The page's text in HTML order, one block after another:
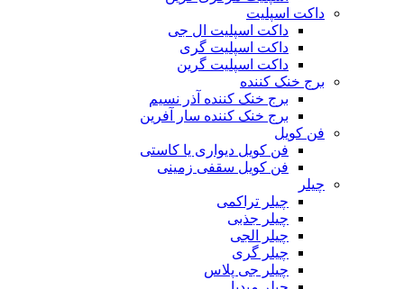
داکت اسپلیت
داکت اسپلیت ال جی
داکت اسپلیت گری
داکت اسپلیت گرین
برج خنک کننده
برج خنک کننده آذر نسیم
برج خنک کننده سار آفرین
فن کویل
فن کویل دیواری یا کاستی
فن کویل سقفی زمینی
چیلر
چیلر تراکمی
چیلر جذبی
چیلر الجی
چیلر گری
چیلر جی پلاس